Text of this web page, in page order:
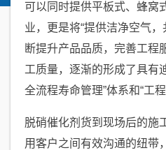
可以同时提供平板式、蜂窝
业，更是将“提供洁净空气
断提升产品品质，完善工程
工质量，逐渐的形成了具有
全流程寿命管理”体系和“工程
脱硝催化剂货到现场后的施
用客户之间有效沟通的纽带